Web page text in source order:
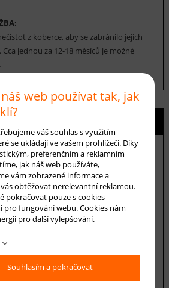
z koberce, aby se zabránilo jejich
jednou za 12-18 měsíců je možné
web používat tak, jak
váš souhlas s využitím
se ukládají ve vašem prohlížeči. Díky
preferenčním a reklamním
jak náš web používáte,
vám zobrazené informace a
obtěžovat nerelevantní reklamou.
pokračovat pouze s cookies
pro fungování webu. Cookies nám
pro další vylepšování.
Souhlasím a pokračovat